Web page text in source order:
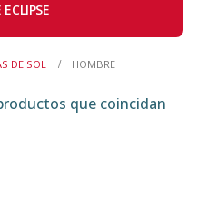
DE SOL HOMBRE
que coincidan